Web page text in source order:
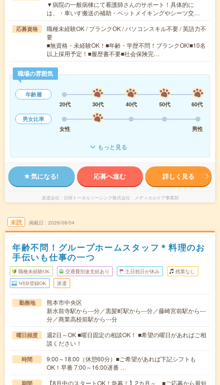
▼病院の一般病棟にて看護師さんのサポート！具体的に
は、・車いす搬送の補助・ベットメイキングやシーツ交…
応募資格
職種未経験OK / ブランクOK / パソコンスキル不要 / 英語力不
要
■無資格・未経験OK！■年齢・学歴不問！ブランクOK!■10名
以上採用予定！■履歴書不要■社会保険完…
職場の雰囲気
年齢層
20代
30代 40代 50代
60代
男女比率
女性
男性
もっと見る
気になる! 応募へ進む 詳しく見る
派遣会社 日研トータルソーシング株式会社 メディカルケア事業部
未読 掲載日 2026/08/04
年齢不問！グループホームスタッフ＊料理のお
手伝いも仕事の一つ
職種未経験OK 交通費別途支給あり 土日祝日が休み 残業なし
WEB登録OK 派遣
勤務地
熊本市中央区
新水前寺駅から---分／黒髪町駅から---分／藤崎宮前駅から---
分／商業高校前駅から---分
曜日頻度
週2日～OK ■曜日固定の相談OK！ ■希望の曜日があればご相
談ください！
時間
9:00～18:00（休憩60分）■ご希望があれば下記シフトも
OK！早番 7:00～16:00遅番 …
期間
【8月中のスタートOK！急募！】2カ月～ ■ご応募から最短